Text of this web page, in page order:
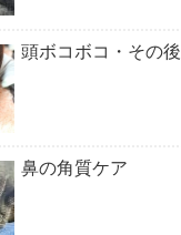
頭ボコボコ・その後
鼻の角質ケア